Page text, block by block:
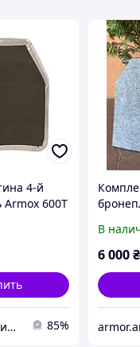
4-й
Armox 600T
(с
🏆 Медтехника — 20 лет надежности 85%
В
6 000